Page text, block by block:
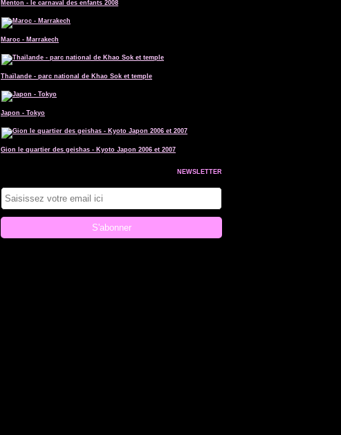
Menton - le carnaval des enfants 2008
Maroc - Marrakech
Thaïlande - parc national de Khao Sok et temple
Japon - Tokyo
Gion le quartier des geishas - Kyoto Japon 2006 et 2007
NEWSLETTER